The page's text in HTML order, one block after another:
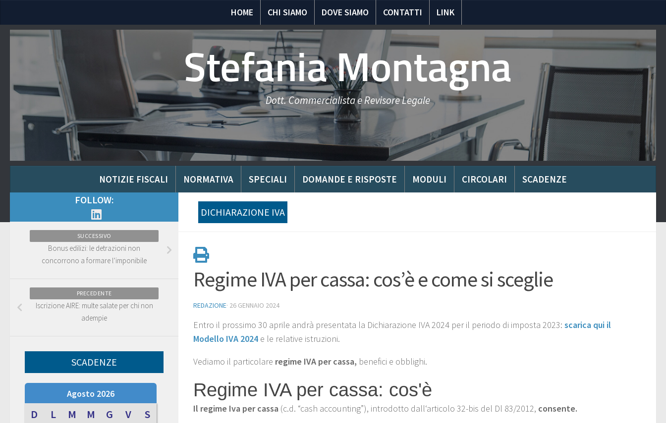
HOME CHI SIAMO DOVE SIAMO CONTATTI LINK
Stefania Montagna
Dott. Commercialista e Revisore Legale
NOTIZIE FISCALI NORMATIVA SPECIALI DOMANDE E RISPOSTE MODULI CIRCOLARI SCADENZE
DICHIARAZIONE IVA
Regime IVA per cassa: cos’è e come si sceglie
REDAZIONE· 26 GENNAIO 2024
Entro il prossimo 30 aprile andrà presentata la Dichiarazione IVA 2024 per il periodo di imposta 2023: scarica qui il
Modello IVA 2024 e le relative istruzioni.
Vediamo il particolare regime IVA per cassa, benefici e obblighi.
Regime IVA per cassa: cos'è
Il regime Iva per cassa (c.d. “cash accounting”), introdotto dall‘articolo 32-bis del Dl 83/2012, consente.
FOLLOW:
SUCCESSIVO
Bonus edilizi: le detrazioni non
concorrono a formare l’imponibile
PRECEDENTE
Iscrizione AIRE: multe salate per chi non
adempie
SCADENZE
Agosto 2026
D L M M G V S